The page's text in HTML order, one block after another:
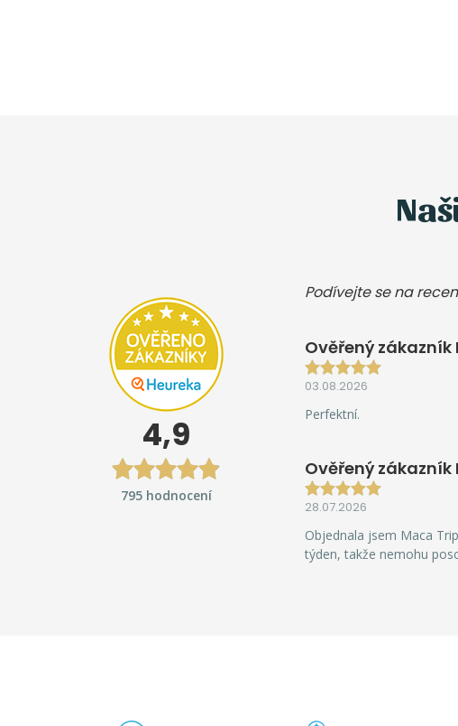
4,9
795 hodnocení
Podívejte se na
Ověřený zákazník
03.08.2026
Perfektní.
Ověřený
28.07.2026
Objednala jsem Maca
týden, takže nemohu